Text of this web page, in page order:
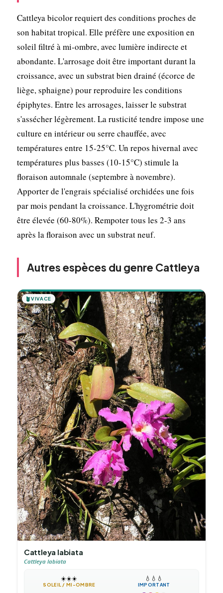
Cattleya bicolor requiert des conditions proches de
son habitat tropical. Elle préfère une exposition en
soleil filtré à mi-ombre, avec lumière indirecte et
abondante. L'arrosage doit être important durant la
croissance, avec un substrat bien drainé (écorce de
liège, sphaigne) pour reproduire les conditions
épiphytes. Entre les arrosages, laisser le substrat
s'assécher légèrement. La rusticité tendre impose une
culture en intérieur ou serre chauffée, avec
températures entre 15-25°C. Un repos hivernal avec
températures plus basses (10-15°C) stimule la
floraison automnale (septembre à novembre).
Apporter de l'engrais spécialisé orchidées une fois
par mois pendant la croissance. L'hygrométrie doit
être élevée (60-80%). Rempoter tous les 2-3 ans
après la floraison avec un substrat neuf.
Autres espèces du genre Cattleya
🪴VIVACE
Cattleya labiata
Cattleya labiata
☀️☀️☀️
SOLEIL / MI-OMBRE
💧 💧 💧
IMPORTANT